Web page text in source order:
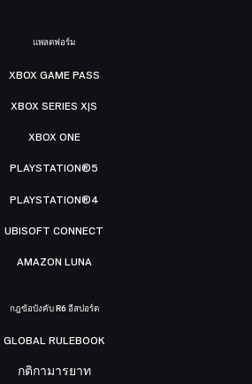
แพลตฟอร์ม
XBOX GAME PASS
XBOX SERIES X|S
XBOX ONE
PLAYSTATION®5
PLAYSTATION®4
UBISOFT CONNECT
AMAZON LUNA
กฎข้อบังคับ R6 อีสปอร์ต
GLOBAL RULEBOOK
กติกามารยาท